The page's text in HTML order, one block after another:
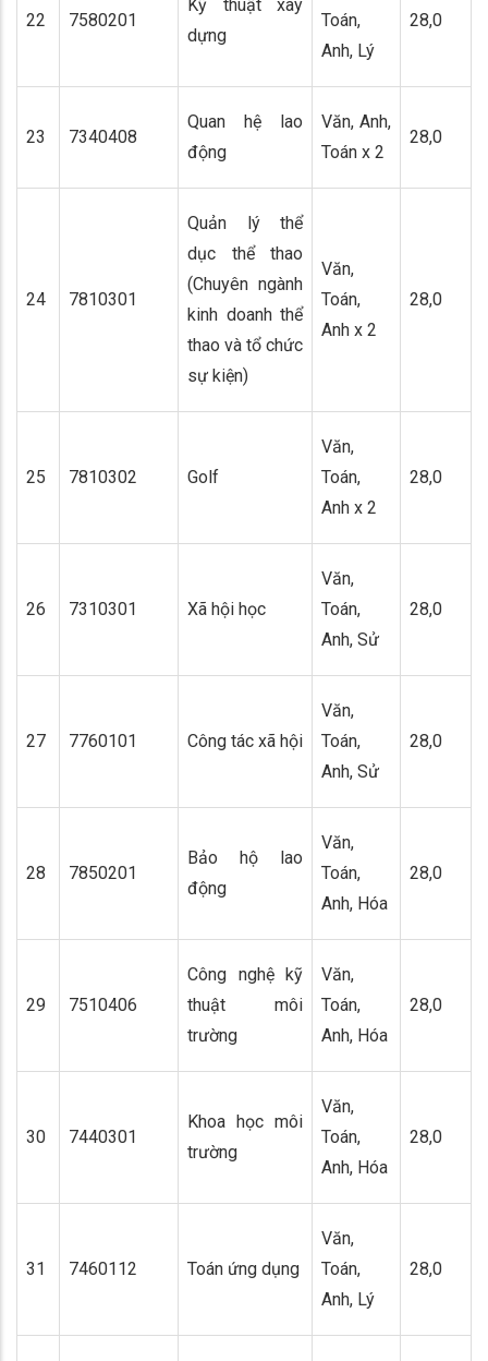
22 7580201
Kỹ thuật xây
dựng
Toán,
Anh, Lý
28,0
23 7340408
Quan hệ lao
động
Văn, Anh,
Toán x 2
28,0
24 7810301
Quản lý thể
dục thể thao
(Chuyên ngành
kinh doanh thể
thao và tổ chức
sự kiện)
Văn,
Toán,
Anh x 2
28,0
25 7810302 Golf
Văn,
Toán,
Anh x 2
28,0
26 7310301 Xã hội học
Văn,
Toán,
Anh, Sử
28,0
27 7760101 Công tác xã hội
Văn,
Toán,
Anh, Sử
28,0
28 7850201
Bảo hộ lao
động
Văn,
Toán,
Anh, Hóa
28,0
29 7510406
Công nghệ kỹ
thuật môi
trường
Văn,
Toán,
Anh, Hóa
28,0
30 7440301
Khoa học môi
trường
Văn,
Toán,
Anh, Hóa
28,0
31 7460112 Toán ứng dụng
Văn,
Toán,
Anh, Lý
28,0